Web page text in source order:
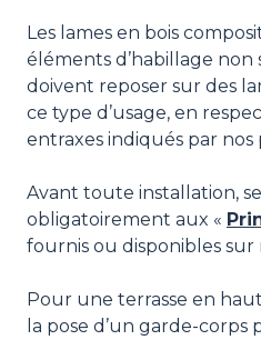
Les lames en bois
éléments d’habillage
doivent reposer sur des
ce type d’usage, en
entraxes indiqués par nos
Avant toute installation,
obligatoirement aux «
fournis ou disponibles
Pour une terrasse en
la pose d’un garde-